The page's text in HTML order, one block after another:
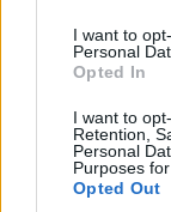
I want to
Personal
Opted In
I want to
Retention,
Personal
Purposes
Opted Out
2023. június 22. 11:21
Koltai Róbert
A Drága